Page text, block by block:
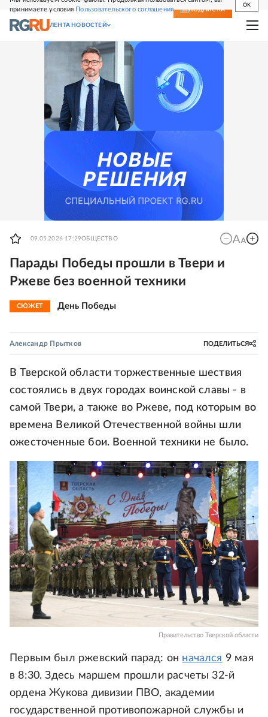
принимаете условия Пользовательского соглашения
OK
СВЕЖИЙ НОМЕР ПОДПИСКА
ЛЕНТА НОВОСТЕЙ
09.05.2026 17:29ОБЩЕСТВО
Парады Победы прошли в Твери и
Ржеве без военной техники
СЮЖЕТ День Победы
Александр Прытков ПОДЕЛИТЬСЯ
В Тверской области торжественные шествия
состоялись в двух городах воинской славы - в
самой Твери, а также во Ржеве, под которым во
времена Великой Отечественной войны шли
ожесточенные бои. Военной техники не было.
Правительство Тверской области
Первым был ржевский парад: он начался 9 мая
в 8:30. Здесь маршем прошли расчеты 32-й
ордена Жукова дивизии ПВО, академии
государственной противопожарной службы и